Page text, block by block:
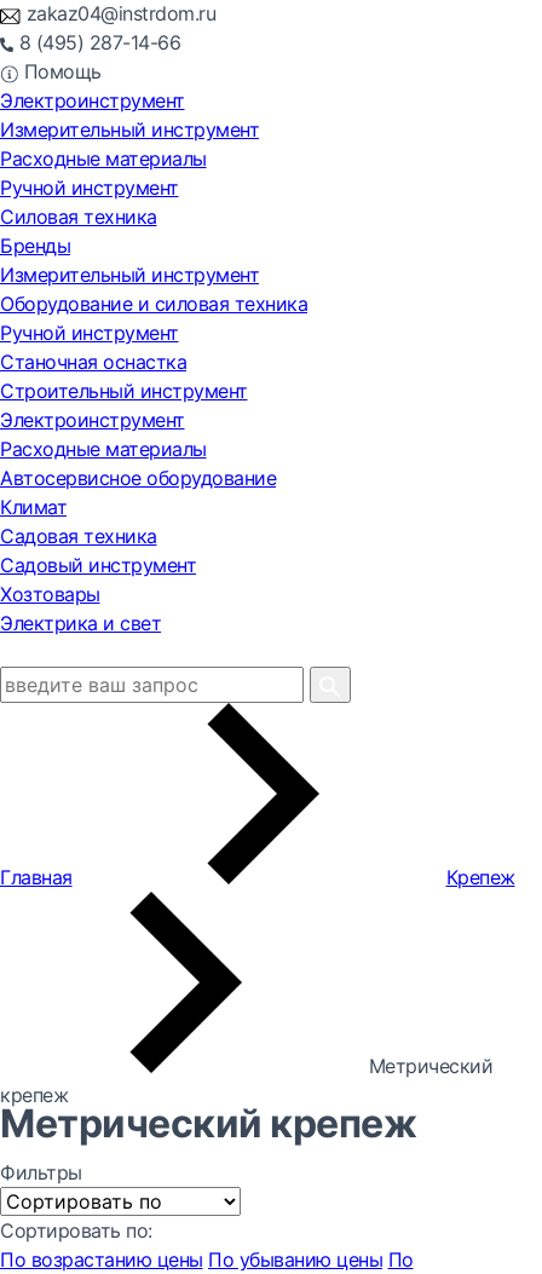
zakaz04@instrdom.ru
8 (495) 287-14-66
Помощь
Электроинструмент
Измерительный инструмент
Расходные материалы
Ручной инструмент
Силовая техника
Бренды
Измерительный инструмент
Оборудование и силовая техника
Ручной инструмент
Станочная оснастка
Строительный инструмент
Электроинструмент
Расходные материалы
Автосервисное оборудование
Климат
Садовая техника
Садовый инструмент
Хозтовары
Электрика и свет
Главная Крепеж
Метрический
крепеж
Метрический крепеж
Фильтры
Сортировать по:
По возрастанию цены По убыванию цены По